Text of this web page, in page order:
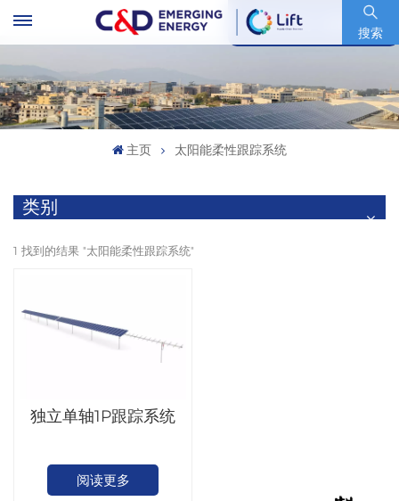
搜索
股票代码 : 600153.SH
主页 太阳能柔性跟踪系统
类别
1 找到的结果 "太阳能柔性跟踪系统"
独立单轴1P跟踪系统
阅读更多